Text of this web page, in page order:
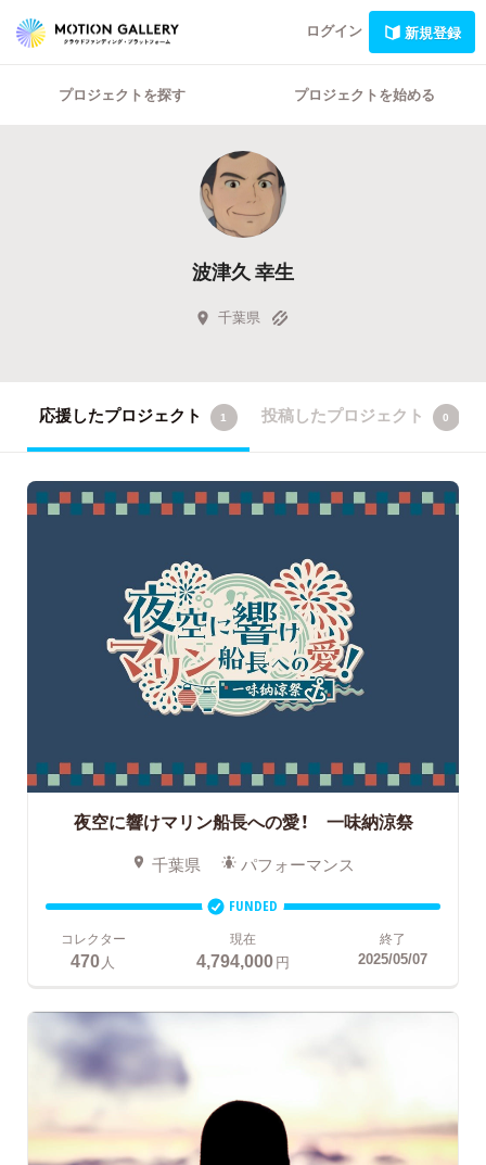
ログイン 新規登録
プロジェクトを探す プロジェクトを始める
波津久 幸生
千葉県
応援したプロジェクト 1 投稿したプロジェクト 0
夜空に響けマリン船長への愛！ 一味納涼祭
千葉県 パフォーマンス
FUNDED
コレクター
470 人
現在
4,794,000円
終了
2025/05/07